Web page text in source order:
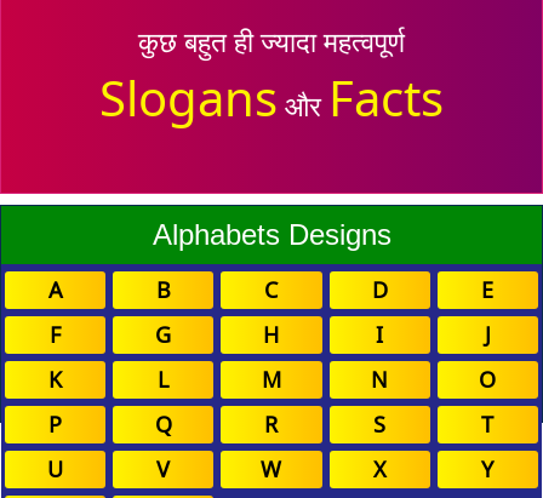
कुछ बहुत ही ज्यादा महत्वपूर्ण
Slogans और Facts
Alphabets Designs
A B C D
E
F
G H I
J
K
L M N
O
P
Q R S
T
U
V W X
Y